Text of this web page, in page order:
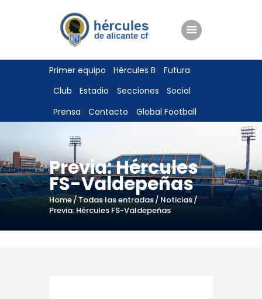
Primer equipo Hércules B
Futura
Club
Estadio Secciones
Social
Prensa
Contacto Global Football
Previa: Hércules
FS-Valdepeñas
Home Todas las entradas
Noticias
Previa: Hércules FS-Valdepeñas
ENTRADAS
TIENDA
HÉRCULESCF100